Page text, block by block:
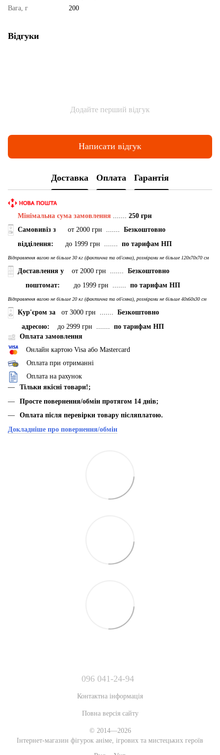
Вага, г
200
Відгуки
Додайте перший відгук
Написати відгук
Доставка Оплата Гарантія
Мінімальна сума замовлення ....... 250 грн
Самовивіз з
от 2000 грн ....... Безкоштовно
відділення: до 1999 грн ....... по тарифам НП
Відправлення вагою не більше 30 кг (фактична та об'ємна), розмірами не більше 120х70х70 см
Доставлення у от 2000 грн ....... Безкоштовно
поштомат: до 1999 грн ....... по тарифам НП
Відправлення вагою не більше 20 кг (фактична та об'ємна), розмірами не більше 40х60х30 см
Кур'єром за от 3000 грн ....... Безкоштовно
адресою: до 2999 грн ....... по тарифам НП
Оплата замовлення
Онлайн картою Visa або Mastercard
Оплата при отриманні
Оплата на рахунок
Тільки якісні товари!;
Просте повернення/обмін протягом 14 днів;
Оплата після перевірки товару післяплатою.
Докладніше про повернення/обмін
096 041-24-94
Контактна інформація
Повна версія сайту
© 2014—2026
Інтернет-магазин фігурок аніме, ігрових та мистецьких героїв